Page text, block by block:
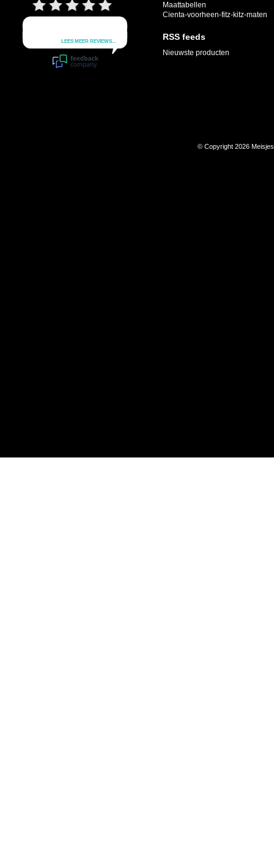
Maattabellen
Cienta-voorheen-fitz-kitz-maten
RSS feeds
Nieuwste producten
© Copyright 2026